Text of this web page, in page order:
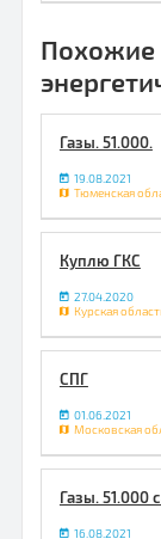
Похожие
Газы. 51.000.
19.08.2021
Тюменская
Куплю ГКС
27.04.2020
Курская
СПГ
01.06.2021
Московская
Газы. 51.000
16.08.2021